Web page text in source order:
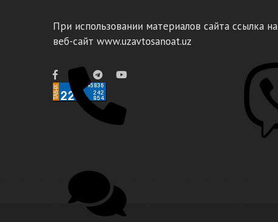
При использовании материалов сайта ссылка на
веб-сайт www.uzavtosanoat.uz